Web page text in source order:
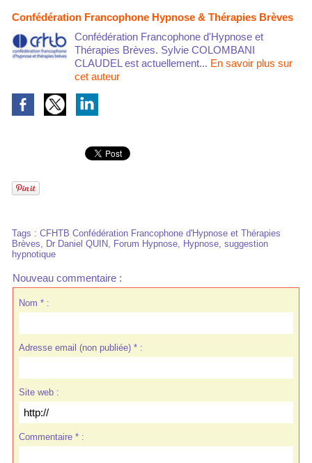
Confédération Francophone Hypnose & Thérapies Brèves
Confédération Francophone d'Hypnose et
Thérapies Brèves. Sylvie COLOMBANI
CLAUDEL est actuellement... En savoir plus sur
cet auteur
Tags : CFHTB Confédération Francophone d'Hypnose et Thérapies
Brèves, Dr Daniel QUIN, Forum Hypnose, Hypnose, suggestion
hypnotique
Nouveau commentaire :
Nom * :
Adresse email (non publiée) * :
Site web :
Commentaire * :